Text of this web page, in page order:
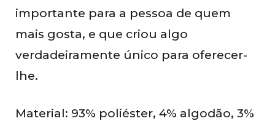
importante para a pessoa de quem
mais gosta, e que criou algo
verdadeiramente único para oferecer-
lhe.
Material: 93% poliéster, 4% algodão, 3%